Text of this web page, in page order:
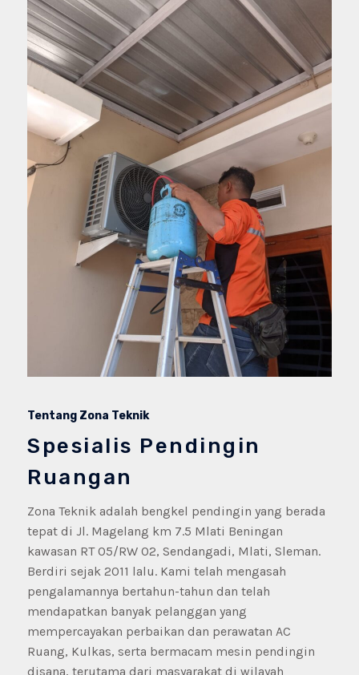
Tentang Zona Teknik
Spesialis Pendingin
Ruangan
Zona Teknik adalah bengkel pendingin yang berada
tepat di Jl. Magelang km 7.5 Mlati Beningan
kawasan RT 05/RW 02, Sendangadi, Mlati, Sleman.
Berdiri sejak 2011 lalu. Kami telah mengasah
pengalamannya bertahun-tahun dan telah
mendapatkan banyak pelanggan yang
mempercayakan perbaikan dan perawatan AC
Ruang, Kulkas, serta bermacam mesin pendingin
disana, terutama dari masyarakat di wilayah